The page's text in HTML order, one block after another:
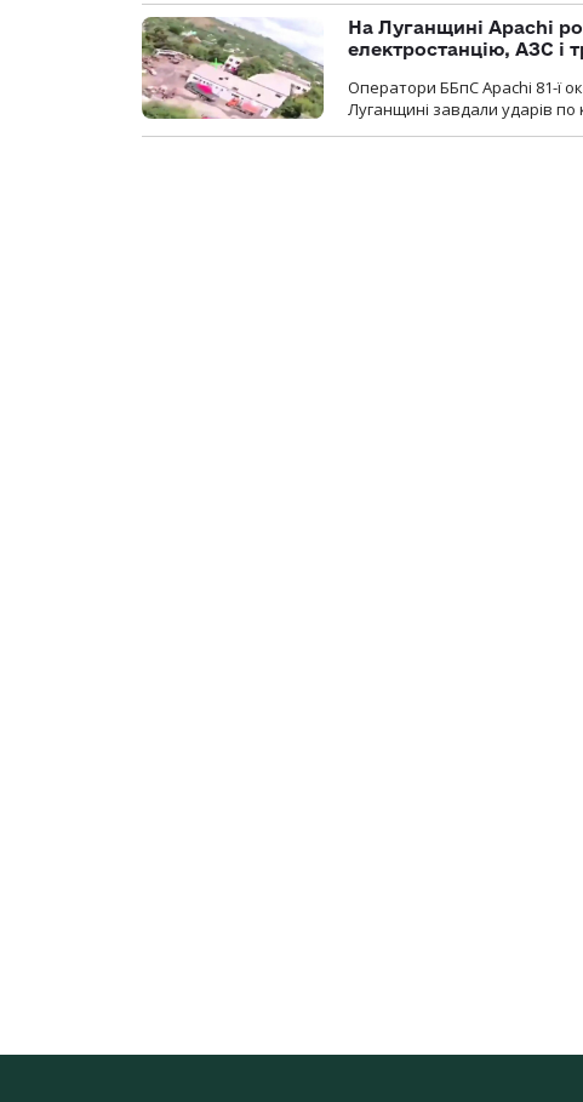
На Луганщині Apachi
електростанцію, АЗС і
Оператори ББпС Apachi 81-ї
Луганщині завдали ударів по